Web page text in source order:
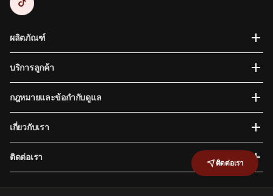
ติดต่อเรา
ผลิตภัณฑ์
บริการลูกค้า
กฎหมายและข้อกำกับดูแล
เกี่ยวกับเรา
ติดต่อเรา